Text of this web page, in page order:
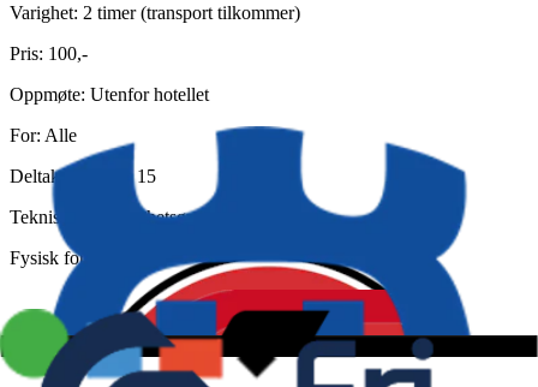
Varighet: 2 timer (transport tilkommer)
Pris: 100,-
Oppmøte: Utenfor hotellet
For: Alle
Deltakere: maks 15
Teknisk vanskelighetsgrad: 3
Fysisk form: 4
Beskrivelse
Bekkedalen er en rask og morsom sti fra fjellet og ned til bunnen av